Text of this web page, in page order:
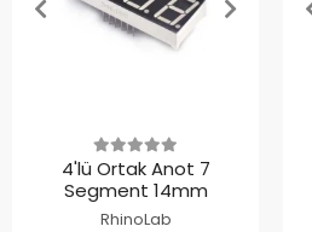
4'lü Ortak Anot 7
Segment 14mm
RhinoLab